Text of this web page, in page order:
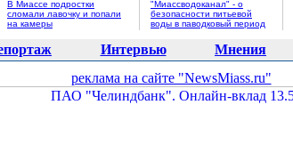
В Миассе подростки
сломали лавочку и попали
на камеры
"Миассводоканал" - о
безопасности питьевой
воды в паводковый период
Интервью Мнения
реклама на сайте "NewsMiass.ru"